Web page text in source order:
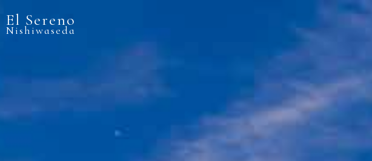
El Sereno
Nishiwaseda